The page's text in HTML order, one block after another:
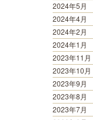
2024年5月
2024年4月
2024年2月
2024年1月
2023年11月
2023年10月
2023年9月
2023年8月
2023年7月